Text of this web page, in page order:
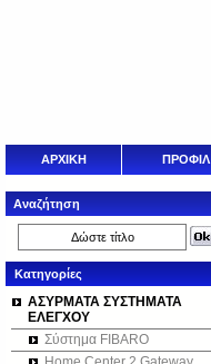
ΑΡΧΙΚΗ ΠΡΟΦΙΛ
Αναζήτηση
Κατηγορίες
ΑΣΥΡΜΑΤΑ ΣΥΣΤΗΜΑΤΑ
ΕΛΕΓΧΟΥ
Σύστημα FIBARO